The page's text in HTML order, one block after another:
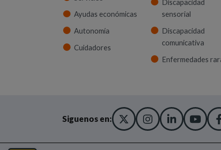
Ayudas económicas
Autonomía
Cuidadores
Discapacidad
sensorial
Discapacidad
comunicativa
Enfermedades
Siguenos en: X TWITTER
(ABRE ENINSTAGRAM
(ABRE EN
(ABRE